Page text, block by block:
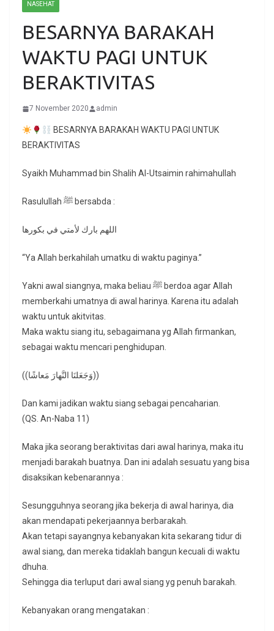
NASEHAT
BESARNYA BARAKAH
WAKTU PAGI UNTUK
BERAKTIVITAS
7 November 2020 admin
BESARNYA BARAKAH WAKTU PAGI UNTUK
BERAKTIVITAS
Syaikh Muhammad bin Shalih Al-Utsaimin rahimahullah
Rasulullah ﷺ bersabda :
اللهم بارك لأمتي في بكورها
“Ya Allah berkahilah umatku di waktu paginya.”
Yakni awal siangnya, maka beliau ﷺ berdoa agar Allah
memberkahi umatnya di awal harinya. Karena itu adalah
waktu untuk akitvitas.
Maka waktu siang itu, sebagaimana yg Allah firmankan,
sebagai waktu mencari penghidupan.
((وَجَعَلنَا النَّهارَ مَعاشًا))
Dan kami jadikan waktu siang sebagai pencaharian.
(QS. An-Naba 11)
Maka jika seorang beraktivitas dari awal harinya, maka itu
menjadi barakah buatnya. Dan ini adalah sesuatu yang bisa
disaksikan kebenarannya :
Sesungguhnya seorang jika bekerja di awal harinya, dia
akan mendapati pekerjaannya berbarakah.
Akan tetapi sayangnya kebanyakan kita sekarang tidur di
awal siang, dan mereka tidaklah bangun kecuali di waktu
dhuha.
Sehingga dia terluput dari awal siang yg penuh barakah.
Kebanyakan orang mengatakan :